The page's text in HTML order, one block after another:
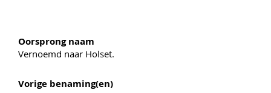
Oorsprong naam
Vernoemd naar Holset.
Vorige benaming(en)